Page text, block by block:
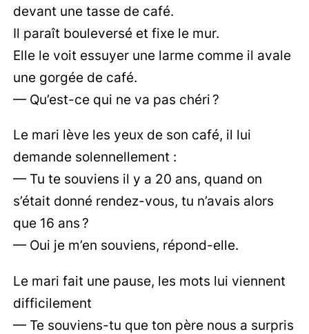
devant une tasse de café.
Il paraît bouleversé et fixe le mur.
Elle le voit essuyer une larme comme il avale
une gorgée de café.
— Qu’est-ce qui ne va pas chéri ?
Le mari lève les yeux de son café, il lui
demande solennellement :
— Tu te souviens il y a 20 ans, quand on
s’était donné rendez-vous, tu n’avais alors
que 16 ans ?
— Oui je m’en souviens, répond-elle.
Le mari fait une pause, les mots lui viennent
difficilement
— Te souviens-tu que ton père nous a surpris